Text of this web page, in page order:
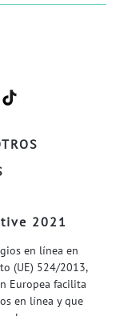
–
WELIFE–
2021
en línea en
(UE) 524/2013,
Europea facilita
en línea y que